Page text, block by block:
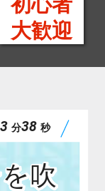
大歓迎
吹
分36 秒